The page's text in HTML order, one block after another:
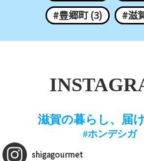
#豊郷町 (3)
#滋
滋賀の暮らし、届け
#ホンデシガ
shigagourmet